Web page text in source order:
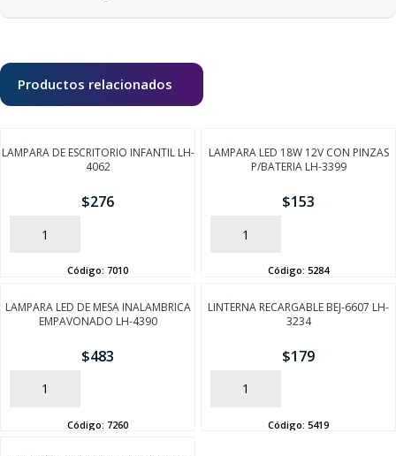
Productos relacionados
LAMPARA DE ESCRITORIO INFANTIL LH-
4062
$276
AÑADIR
Código: 7010
LAMPARA LED 18W 12V CON PINZAS
P/BATERIA LH-3399
$153
AÑADIR
Código: 5284
LAMPARA LED DE MESA INALAMBRICA
EMPAVONADO LH-4390
$483
AÑADIR
Código: 7260
LINTERNA RECARGABLE BEJ-6607 LH-
3234
$179
AÑADIR
Código: 5419